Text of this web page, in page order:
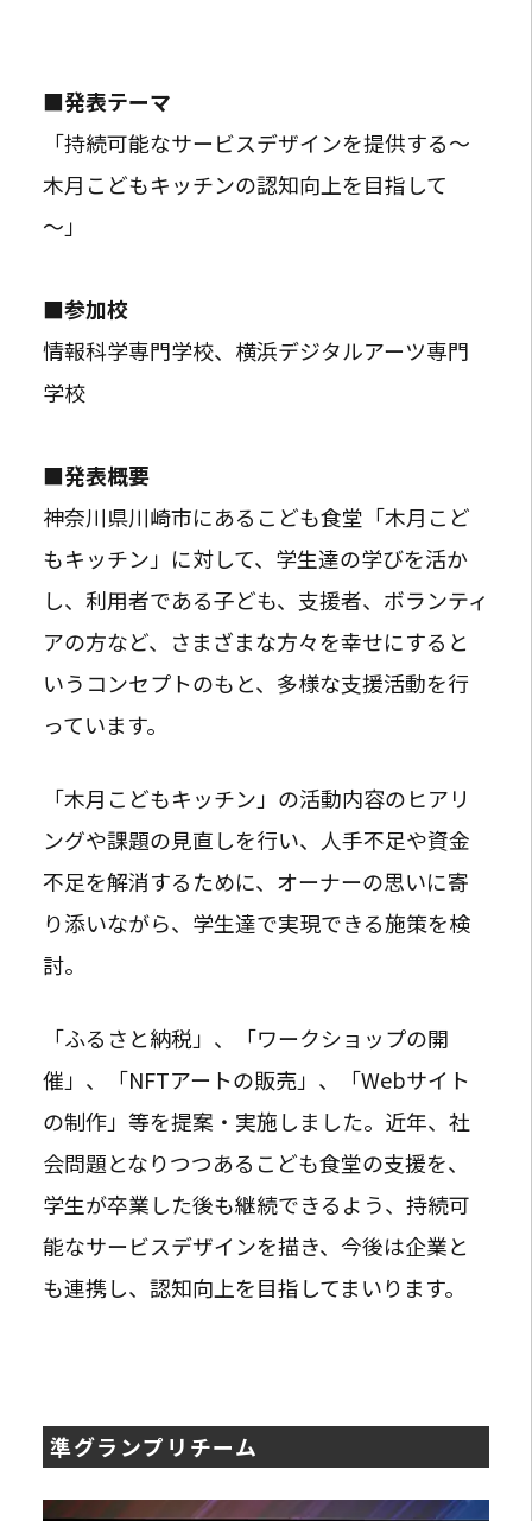
■発表テーマ
「持続可能なサービスデザインを提供する～
木月こどもキッチンの認知向上を目指して
～」
■参加校
情報科学専門学校、横浜デジタルアーツ専門
学校
■発表概要
神奈川県川崎市にあるこども食堂「木月こど
もキッチン」に対して、学生達の学びを活か
し、利用者である子ども、支援者、ボランティ
アの方など、さまざまな方々を幸せにすると
いうコンセプトのもと、多様な支援活動を行
っています。
「木月こどもキッチン」の活動内容のヒアリ
ングや課題の見直しを行い、人手不足や資金
不足を解消するために、オーナーの思いに寄
り添いながら、学生達で実現できる施策を検
討。
「ふるさと納税」、「ワークショップの開
催」、「NFTアートの販売」、「Webサイト
の制作」等を提案・実施しました。近年、社
会問題となりつつあるこども食堂の支援を、
学生が卒業した後も継続できるよう、持続可
能なサービスデザインを描き、今後は企業と
も連携し、認知向上を目指してまいります。
準グランプリチーム